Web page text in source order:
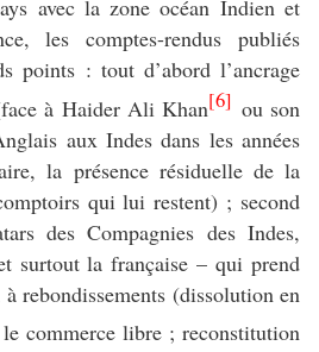
avec la zone océan Indien et
les comptes-rendus publiés
points : tout d’abord l’ancrage
à Haider Ali Khan[6] ou son
aux Indes dans les années
la présence résiduelle de la
qui lui restent) ; second
des Compagnies des Indes,
surtout la française – qui prend
rebondissements (dissolution en
commerce libre ; reconstitution